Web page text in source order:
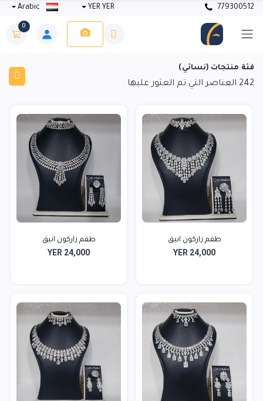
779300512
YER YER
0
فئة منتجات (نسائي)
242 العناصر التي تم العثور عليها
طقم زاركون انيق
YER 24,000
طقم زاركون انيق
YER 24,000